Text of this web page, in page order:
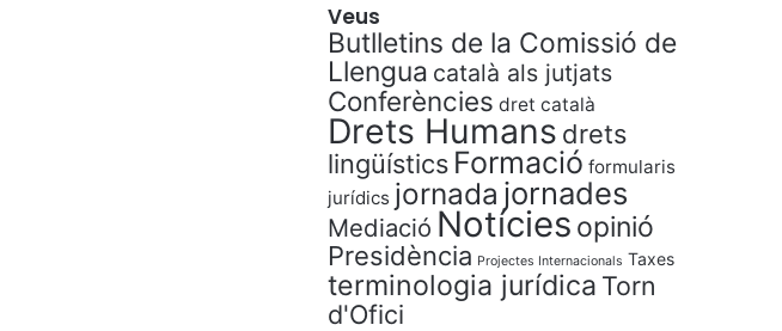
Veus
Butlletins de la Comissió de
Llengua català als jutjats
Conferències dret català
Drets Humans drets
lingüístics Formació formularis
jurídics jornada jornades
Mediació Notícies opinió
Presidència Projectes Internacionals Taxes
terminologia jurídica Torn
d'Ofici